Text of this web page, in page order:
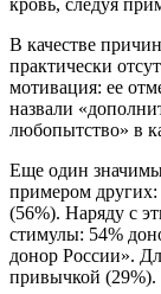
В качестве
практически
мотивация: ее
назвали
любопытство» в
Еще один
примером других:
(56%). Наряду с
стимулы: 54%
донор России».
привычкой